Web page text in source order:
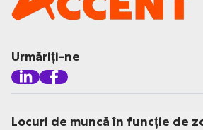
Urmăriți-ne
Locuri de muncă în funcție de